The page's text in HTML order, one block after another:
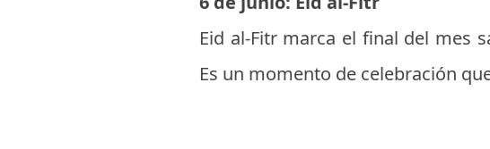
Eid al-Fitr marca el final del mes
Es un momento de celebración